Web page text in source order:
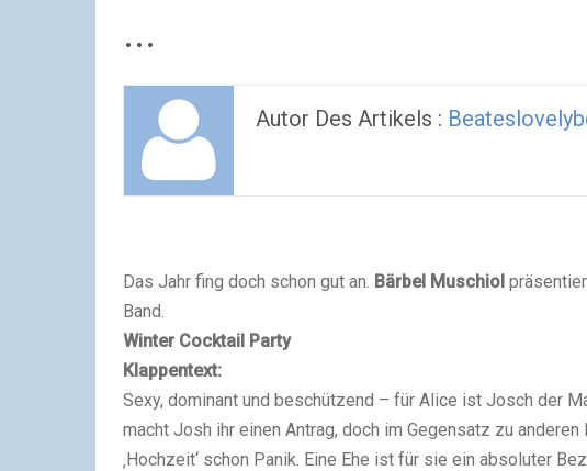
...
Autor Des Artikels :
Das Jahr fing doch schon gut an. Bärbel Muschiol
Band.
Winter Cocktail Party
Klappentext:
Sexy, dominant und beschützend – für Alice ist Josch der
macht Josh ihr einen Antrag, doch im Gegensatz zu
‚Hochzeit‘ schon Panik. Eine Ehe ist für sie ein absoluter